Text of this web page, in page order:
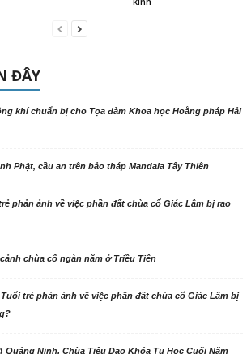
ĐÂY
khí chuẩn bị cho Tọa đàm Khoa học Hoằng pháp Hải
Phật, cầu an trên bảo tháp Mandala Tây Thiên
phản ảnh về việc phần đất chùa cổ Giác Lâm bị rao
cảnh chùa cổ ngàn năm ở Triều Tiên
trẻ phản ảnh về việc phần đất chùa cổ Giác Lâm bị
Quảng Ninh. Chùa Tiêu Dao Khóa Tu Học Cuối Năm